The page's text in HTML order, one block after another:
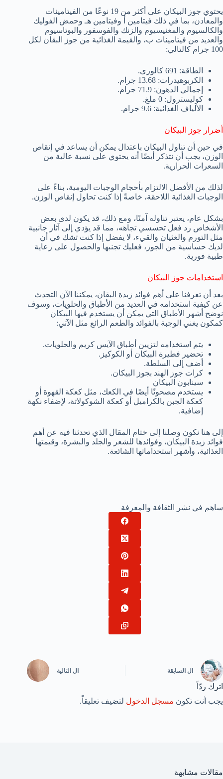
يحتوي جوز البيكان على أكثر من 19 نوعًا من الفيتامينات
والمعادن، بما في ذلك فيتامين أ وفيتامين هـ وحمض الفوليك
والكالسيوم والمغنيسيوم والزنك والفوسفور والبوتاسيوم
والعديد من فيتامينات ب، والقيمة الغذائية من جوز البقان لكل
100 جرام كالتالي:
الطاقة: 691 كالوري.
الكربوهيدرات: 13.68 جرام.
إجمالي الدهون: 71.9 جرام.
كوليسترول: 0 ملغ.
الألياف الغذائية: 9.6 جرام.
أضرار جوز البيكان
في حين أن تناول البيكان باعتدال يمكن أن يساعد في إنقاص
الوزن، يجب أن نتذكر أيضًا أنه يحتوي على نسبة عالية من
السعرات الحرارية.
لذلك من الأفضل الالتزام بأحجام الوجبات اليومية، بناءً على
الوجبات الغذائية اللاحقة، خاصةً إذا كنت تحاول إنقاص الوزن.
بشكل عام، يعتبر تناوله آمنًا، ومع ذلك، قد يكون لدى بعض
الأشخاص رد فعل تحسسي تجاهه، مما قد يؤدي إلى آثار جانبية
مثل التورم والغثيان والقيء، لا يفضل إذا كنت تشك في أن
لديك حساسية من الجوز، فعليك تجنبها والحصول على رعاية
طبية فورية.
استخدامات جوز البيكان
بعد أن تعرفنا على أهم فوائد زبدة البقان، يمكننا الآن التحدث
عن كيفية استخدامه في العديد من الأطباق والحلويات، وسوف
نوضح أشهر الأطباق التي يمكن أن يستخدم فيها البيكان
كمكون يغني الوجبة بالفوائد والطعم الرائع مثل الآتي:
يتم استخدامه لتزيين أطباق الآيس كريم والحلويات.
تحضير فطيرة البيكان أو الكوكيز.
أضف إلى السلطة.
كرات جوز الهند بجوز البيكان.
سينابون البيكان
يستخدم مصحونًا أيضًا في الكعك، مثل كعكة القهوة أو
كعكة الجبن بالكراميل أو كعكة الشوكولاتة، لإضفاء نكهة
إضافية.
إلى هنا نكون وصلنا إلى ختام المقال الذي تحدثنا فيه عن أهم
فوائد زبدة البيكان، وفوائدها للشعر والجلد والبشرة، وقيمتها
الغذائية، وأشهر استخداماتها الشائعة.
ساهم في نشر الثقافة والمعرفة
ال السابقة ال التالية
اترك ردّاً
يجب أنت تكون مسجل الدخول لتضيف تعليقاً.
مقالات مشابهة